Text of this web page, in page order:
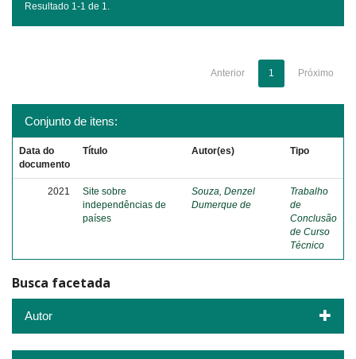
Resultado 1-1 de 1.
Anterior 1 Próximo
Conjunto de itens:
Data do
documento
Título Autor(es) Tipo
2021
Site sobre
independências de
países
Souza, Denzel
Dumerque de
Trabalho
de
Conclusão
de Curso
Técnico
Busca facetada
Autor